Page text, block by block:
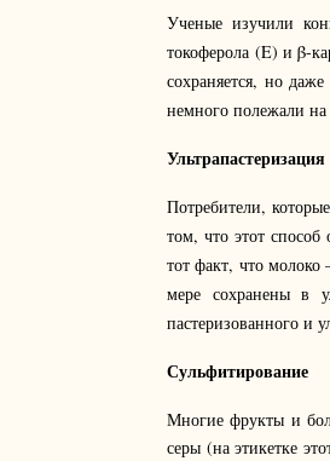
Ученые изучили
токоферола (E) и β-
сохраняется, но
немного полежали
Потребители,
том, что этот
тот факт, что
мере сохранены в
пастеризованного и
Сульфитирование
Многие фрукты и
серы (на этикетке